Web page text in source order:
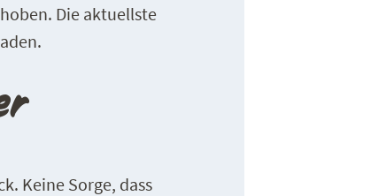
Die aktuellste
Keine Sorge, dass